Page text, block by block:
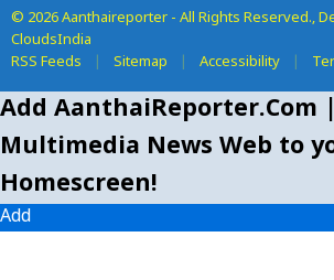
© 2026 Aanthaireporter - All Rights Reserved.,
CloudsIndia
RSS Feeds
Sitemap Accessibility
Add AanthaiReporter.Com
Multimedia News Web to
Homescreen!
Add